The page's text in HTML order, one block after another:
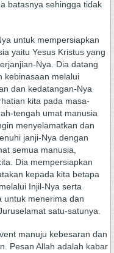
batasnya sehingga tidak
untuk mempersiapkan
yaitu Yesus Kristus yang
Nya. Dia datang
kebinasaan melalui
dan kedatangan-Nya
kita pada masa-
tengah umat manusia
menyelamatkan dan
janji-Nya dengan
semua manusia,
Dia mempersiapkan
kepada kita betapa
Injil-Nya serta
untuk menerima dan
satu-satunya.
manuju kebesaran dan
Pesan Allah adalah kabar